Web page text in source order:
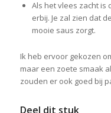
Als het vlees zacht is
erbij. Je zal zien dat
mooie saus zorgt.
Ik heb ervoor gekozen
maar een zoete smaak
zouden er ook goed bij
Deel dit stuk